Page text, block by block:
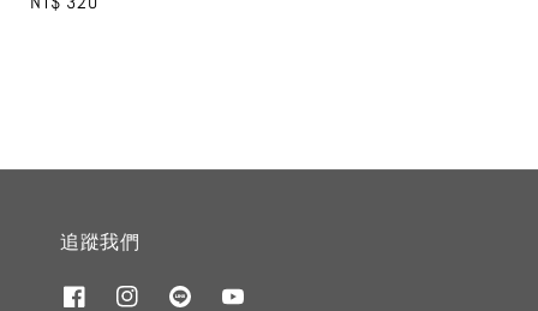
追蹤我們